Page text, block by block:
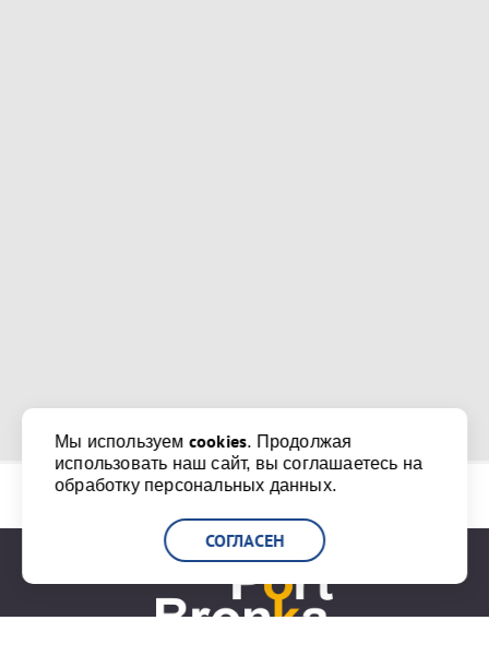
Мы используем cookies. Продолжая
использовать наш сайт, вы соглашаетесь на
обработку персональных данных.
СОГЛАСЕН